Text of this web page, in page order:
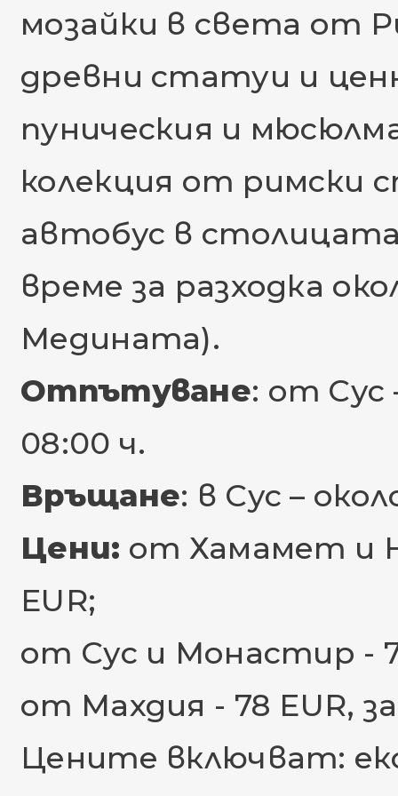
мозайки в света от
древни статуи и
пуническия и
колекция от римски
автобус в
време за разходка
Медината).
Отпътуване: от Сус
08:00 ч.
Връщане: в Сус –
Цени: от Хамамет и
EUR;
от Сус и Монастир - 72
от Махдия - 78 EUR, за
Цените включват: